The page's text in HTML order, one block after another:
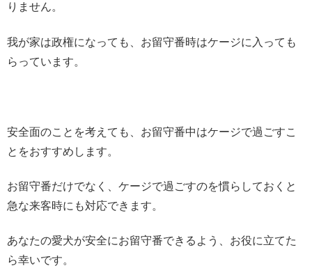
りません。
我が家は政権になっても、お留守番時はケージに入っても
らっています。
安全面のことを考えても、お留守番中はケージで過ごすこ
とをおすすめします。
お留守番だけでなく、ケージで過ごすのを慣らしておくと
急な来客時にも対応できます。
あなたの愛犬が安全にお留守番できるよう、お役に立てた
ら幸いです。